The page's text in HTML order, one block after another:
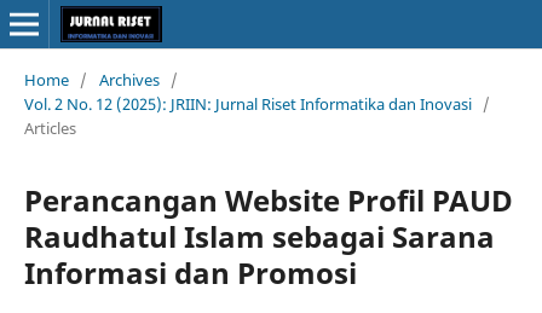
Home / Archives /
Vol. 2 No. 12 (2025): JRIIN: Jurnal Riset Informatika dan Inovasi /
Articles
Perancangan Website Profil PAUD
Raudhatul Islam sebagai Sarana
Informasi dan Promosi